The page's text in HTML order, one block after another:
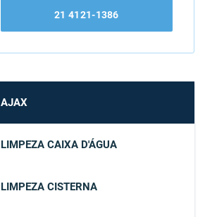
21 4121-1386
AJAX
LIMPEZA CAIXA D'ÁGUA
LIMPEZA CISTERNA